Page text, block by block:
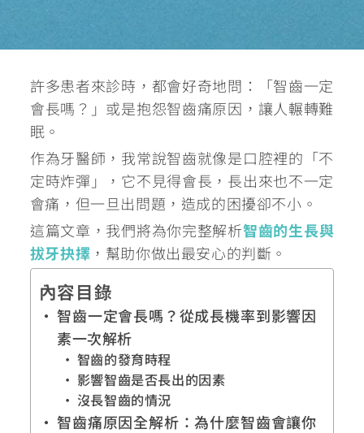
許多患者來診時，都會好奇地問：「智齒一定
會長嗎？」或是抱怨智齒痛原因，讓人輾轉難
眠。
作為牙醫師，我常說智齒就像是口腔裡的「不
定時炸彈」，它不見得會長，長出來也不一定
會痛，但一旦出問題，造成的困擾卻不小。
這篇文章，我們將為你完整解析智齒的生長與
拔牙抉擇 ，幫助你做出最安心的判斷。
內容目錄
智齒一定會長嗎？從成長機率到影響因
素一次解析
智齒的發育時程
影響智齒是否長出的因素
沒長智齒的情況
智齒痛原因全解析：為什麼智齒會讓你